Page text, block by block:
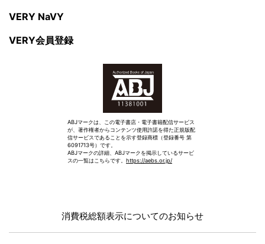
VERY NaVY
VERY会員登録
ABJマークは、この電子書店・電子書籍配信サービス
が、著作権者からコンテンツ使用許諾を得た正規版配
信サービスであることを示す登録商標（登録番号 第
6091713号）です。
ABJマークの詳細、ABJマークを掲示しているサービ
スの一覧はこちらです。 https://aebs.or.jp/
消費税総額表示についてのお知らせ